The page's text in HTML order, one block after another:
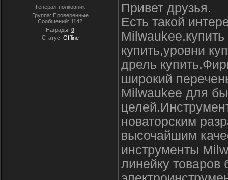
Генерал-полковник
Группа: Проверенные
Сообщений: 1142
Награды: 0
Статус: Offline
Привет друзья.
Есть такой
купить,уровни
дрель
широкий
Milwaukee для
новаторским
высочайшим
инструменты
линейку товаров